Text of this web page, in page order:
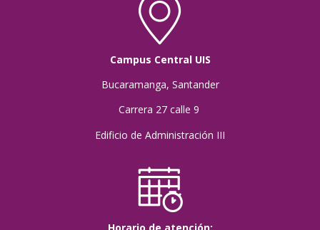
Campus Central UIS
Bucaramanga, Santander
Carrera 27 calle 9
Edificio de Administración III